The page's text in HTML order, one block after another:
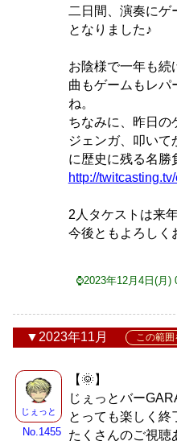
二日間、演奏にゲ
となりました♪
お陰様で一年も続
曲もゲームもレパ
ね。
ちなみに、昨日の
ジェンガ、叩いて
に歴史に残る名勝
http://
2人タケストは来
今後ともよろしく
⌚2023年12月4日(月)
2023年11月 この範
じぇっと
No.1455
【🌞】
じぇっとバー
とっても楽しく終
たくさんのご視聴